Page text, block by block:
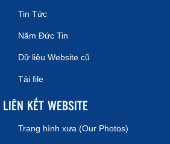
Tin Tức
Năm Đức Tin
Dữ liệu Website cũ
Tải file
LIÊN KẾT WEBSITE
Trang hình xưa (Our Photos)